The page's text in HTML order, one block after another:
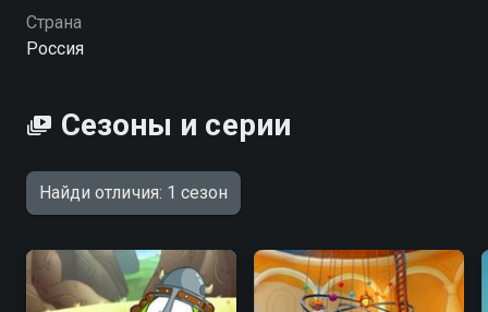
открытий и ярких эмоций. «Найди отличия» —
смотрите онлайн в хорошем качестве.
Страна
Россия
Сезоны и серии
Найди отличия: 1 сезон